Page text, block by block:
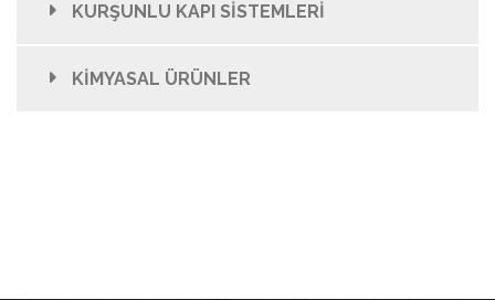
KURŞUNLU KAPI SİSTEMLERİ
KİMYASAL ÜRÜNLER